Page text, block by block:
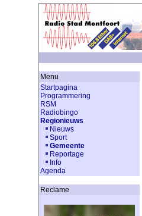
Menu
Startpagina
Programmering
RSM
Radiobingo
Regionieuws
Nieuws
Sport
Gemeente
Reportage
Info
Agenda
Reclame